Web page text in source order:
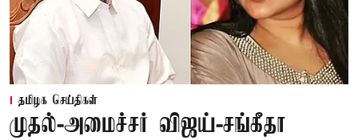
தமிழக செய்திகள்
முதல்-அமைச்சர் விஜய்-சங்கீதா